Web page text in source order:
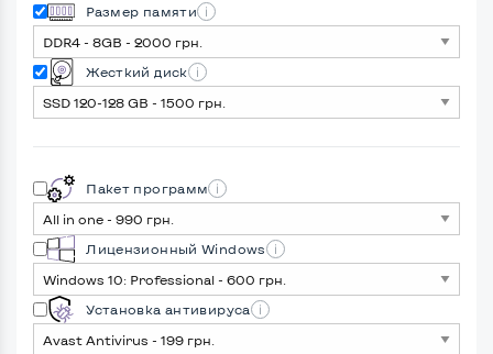
Размер памяти
Жесткий диск
Пакет программ
Лицензионный Windows
Установка антивируса